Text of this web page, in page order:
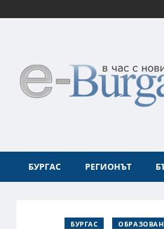
БУРГАС РЕГИОНЪТ
БУРГАС